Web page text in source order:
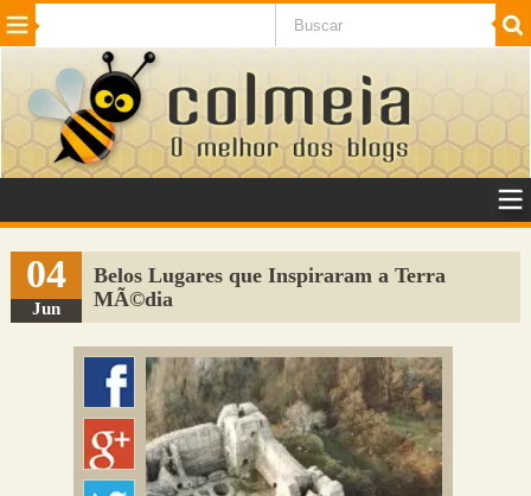
Beleza Cinema e TV
Internet Jogos NotÃ­cias SaÃºde
VeÃ­culos Adulto
Sugerir Link
Adicionar Blog
Colmeia Exchange
Perguntas Frequentes
04
Jun
Belos Lugares que Inspiraram a Terra
MÃ©dia